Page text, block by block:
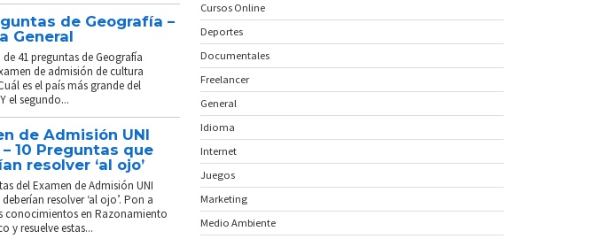
de Geografía –
General
41 preguntas de Geografía
de admisión de cultura
es el país más grande del
el segundo...
de Admisión UNI
– 10 Preguntas que
resolver ‘al ojo’
del Examen de Admisión UNI
deberían resolver ‘al ojo’. Pon a
conocimientos en Razonamiento
y resuelve estas...
Cursos Online
Deportes
Documentales
Freelancer
General
Idioma
Internet
Juegos
Marketing
Medio Ambiente